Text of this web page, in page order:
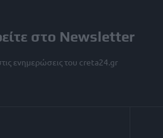
στο Newsletter
ενημερώσεις του creta24.gr